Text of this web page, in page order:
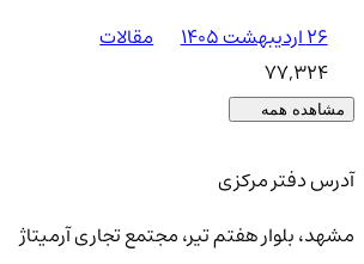
۲۶ اردیبهشت ۱۴۰۵
مقالات
77,324
مشاهده همه
آدرس دفتر مرکزی
مشهد، بلوار هفتم تیر، مجتمع تجاری آرمیتاژ